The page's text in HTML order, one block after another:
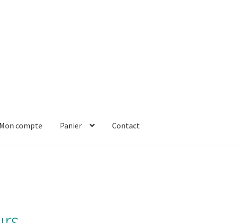
Mon compte Panier Contact